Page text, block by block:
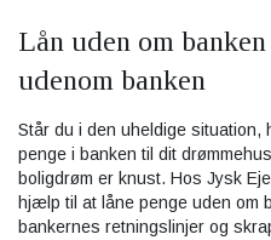
Lån uden om
udenom banken
Står du i den uheldige situation,
penge i banken til dit
boligdrøm er knust. Hos Jysk
hjælp til at låne penge uden om
bankernes retningslinjer og